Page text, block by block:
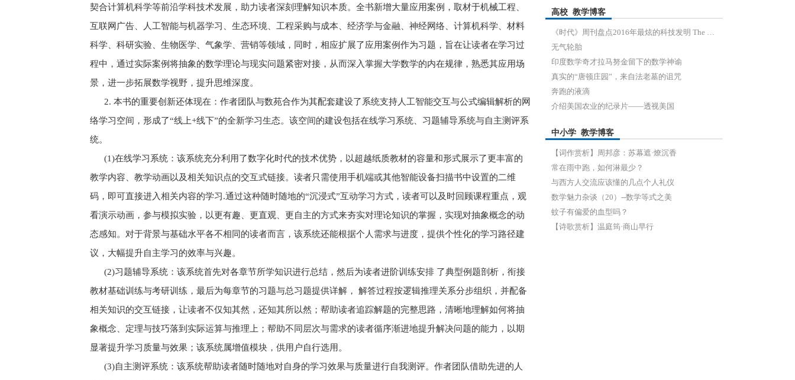
契合计算机科学等前沿学科技术发展，助力读者深刻理解知识本质。全书新增大量应用案例，取材于机械工程、
互联网广告、人工智能与机器学习、生态环境、工程采购与成本、经济学与金融、神经网络、计算机科学、材料
科学、科研实验、生物医学、气象学、营销等领域，同时，相应扩展了应用案例作为习题，旨在让读者在学习过
程中，通过实际案例将抽象的数学理论与现实问题紧密对接，从而深入掌握大学数学的内在规律，熟悉其应用场
景，进一步拓展数学视野，提升思维深度。
2. 本书的重要创新还体现在：作者团队与数苑合作为其配套建设了系统支持人工智能交互与公式编辑解析的网
络学习空间，形成了“线上+线下”的全新学习生态。该空间的建设包括在线学习系统、习题辅导系统与自主测评系
统。
(1)在线学习系统：该系统充分利用了数字化时代的技术优势，以超越纸质教材的容量和形式展示了更丰富的
教学内容、教学动画以及相关知识点的交互式链接。读者只需使用手机端或其他智能设备扫描书中设置的二维
码，即可直接进入相关内容的学习.通过这种随时随地的“沉浸式”互动学习方式，读者可以及时回顾课程重点，观
看演示动画，参与模拟实验，以更有趣、更直观、更自主的方式来夯实对理论知识的掌握，实现对抽象概念的动
态感知。对于背景与基础水平各不相同的读者而言，该系统还能根据个人需求与进度，提供个性化的学习路径建
议，大幅提升自主学习的效率与兴趣。
(2)习题辅导系统：该系统首先对各章节所学知识进行总结，然后为读者进阶训练安排 了典型例题剖析，衔接
教材基础训练与考研训练，最后为每章节的习题与总习题提供详解， 解答过程按逻辑推理关系分步组织，并配备
相关知识的交互链接，让读者不仅知其然，还知其所以然；帮助读者追踪解题的完整思路，清晰地理解如何将抽
象概念、定理与技巧落到实际运算与推理上；帮助不同层次与需求的读者循序渐进地提升解决问题的能力，以期
显著提升学习质量与效果；该系统属增值模块，供用户自行选用。
(3)自主测评系统：该系统帮助读者随时随地对自身的学习效果与质量进行自我测评。作者团队借助先进的人
高校 教学博客
《时代》周刊盘点2016年最炫的科技发明 The Best Inventions of 2016
无气轮胎
印度数学奇才拉马努金留下的数学神谕
真实的“唐顿庄园”，来自法老墓的诅咒
奔跑的液滴
介绍美国农业的纪录片——透视美国
中小学 教学博客
【词作赏析】周邦彦：苏幕遮·燎沉香
常在雨中跑，如何淋最少？
与西方人交流应该懂的几点个人礼仪
数学魅力杂谈（20）--数学等式之美
蚊子有偏爱的血型吗？
【诗歌赏析】温庭筠·商山早行